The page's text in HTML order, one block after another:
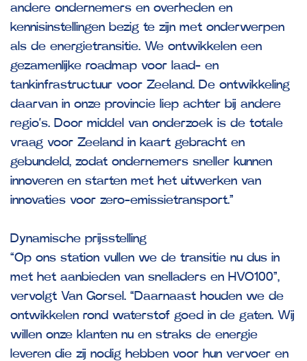
andere ondernemers en overheden en
kennisinstellingen bezig te zijn met onderwerpen
als de energietransitie. We ontwikkelen een
gezamenlijke roadmap voor laad- en
tankinfrastructuur voor Zeeland. De ontwikkeling
daarvan in onze provincie liep achter bij andere
regio’s. Door middel van onderzoek is de totale
vraag voor Zeeland in kaart gebracht en
gebundeld, zodat ondernemers sneller kunnen
innoveren en starten met het uitwerken van
innovaties voor zero-emissietransport.”
Dynamische prijsstelling
“Op ons station vullen we de transitie nu dus in
met het aanbieden van snelladers en HVO100”,
vervolgt Van Gorsel. “Daarnaast houden we de
ontwikkelen rond waterstof goed in de gaten. Wij
willen onze klanten nu en straks de energie
leveren die zij nodig hebben voor hun vervoer en